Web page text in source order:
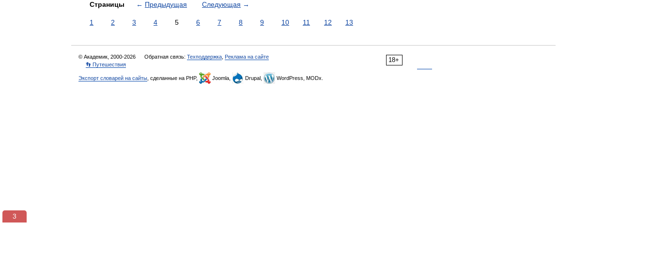
Страницы ← Предыдущая Следующая →
1 2 3 4 5 6 7 8 9 10 11 12 13
18+
© Академик, 2000-2026 Обратная связь: Техподдержка Реклама на сайте
👣 Путешествия
Экспорт словарей на сайты , сделанные на PHP, Joomla, Drupal, WordPress, MODx.
3